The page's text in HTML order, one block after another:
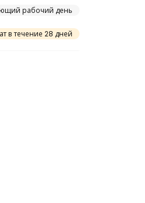
рабочий день
в течение 28 дней